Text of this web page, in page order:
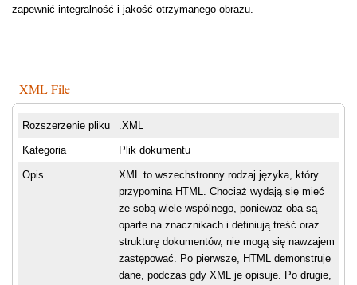
zapewnić integralność i jakość otrzymanego obrazu.
XML File
Rozszerzenie pliku .XML
Kategoria Plik dokumentu
Opis
XML to wszechstronny rodzaj języka, który
przypomina HTML. Chociaż wydają się mieć
ze sobą wiele wspólnego, ponieważ oba są
oparte na znacznikach i definiują treść oraz
strukturę dokumentów, nie mogą się nawzajem
zastępować. Po pierwsze, HTML demonstruje
dane, podczas gdy XML je opisuje. Po drugie,